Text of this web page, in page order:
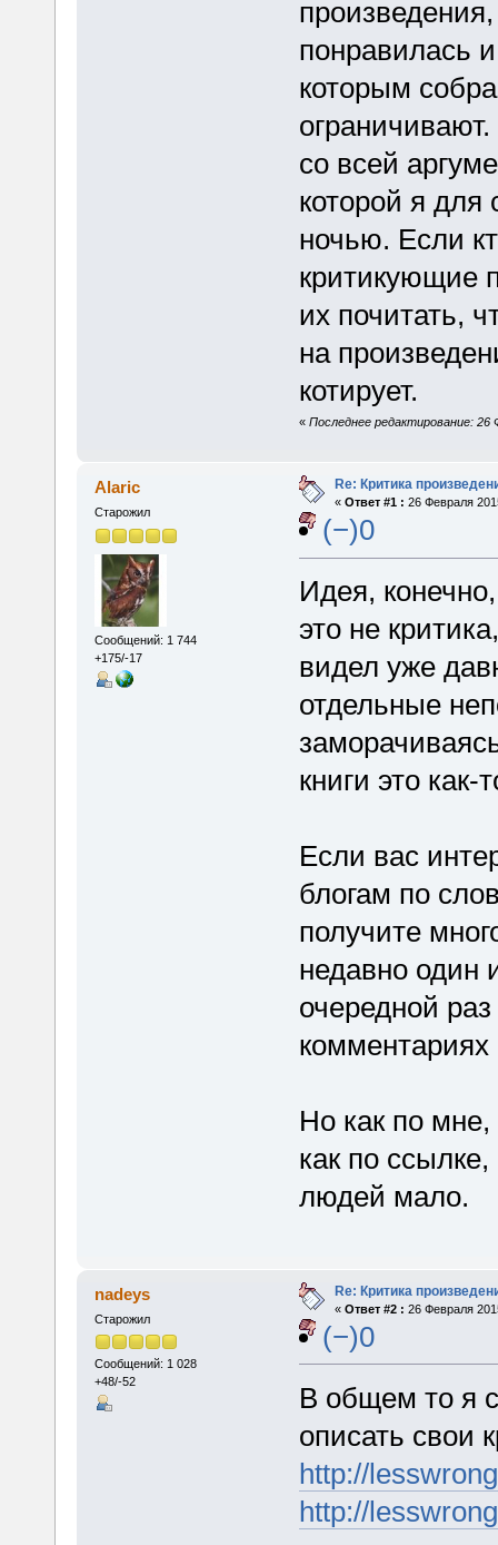
понравилась
которым
со всей
которой я для
ночью. Если
критикующие
их почитать,
на
котирует.
« Последнее редактирование: 26
Alaric
Старожил
Сообщений: 1 744
+175/-17
Re: Критика
« Ответ #1 : 26 Февраля
(−)0
Идея,
это не
видел уже
отдельные
книги это как-
Если вас
блогам по
получите
недавно один
очередной
Но как по мне,
как по
людей мало.
nadeys
Старожил
Сообщений: 1 028
+48/-52
Re: Критика
« Ответ #2 : 26 Февраля
(−)0
В общем то я
описать свои
http://
http://